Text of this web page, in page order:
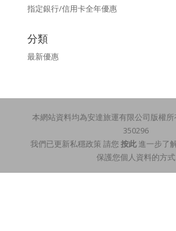
指定銀行/信用卡全年優惠
分類
最新優惠
本網站資料均為安達旅運有限公司版權
350296
我們已更新私穩政策 請您按此 進一步了
保護您個人資料的方式